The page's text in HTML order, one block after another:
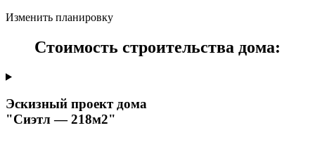
Изменить планировку
Стоимость строительства дома:
Эскизный проект дома
"Сиэтл — 218м2"